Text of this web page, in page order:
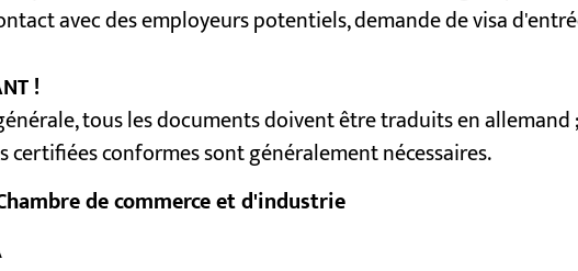
avec des employeurs potentiels, demande de visa
!
tous les documents doivent être traduits en
certifiées conformes sont généralement nécessaires.
de commerce et d'industrie